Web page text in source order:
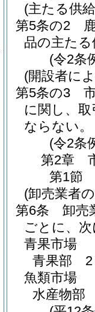
(主たる供
第5条の2
品の主た
(令2条
(開設者に
第5条の3
に関し、
ならない。
(令2条
第2章
第1節
(卸売業者
第6条
卸売
ごとに、
青果市場
青果部 2
魚類市場
水産物